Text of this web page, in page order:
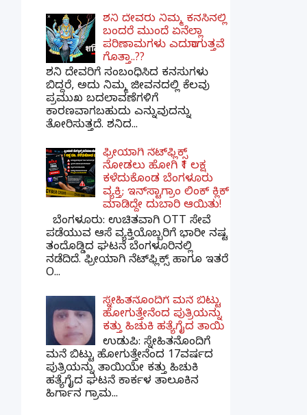
ಶನಿ ದೇವರು ನಿಮ್ಮ ಕನಸಿನಲ್ಲಿ
ಬಂದರೆ ಮುಂದೆ ಏನೆಲ್ಲಾ
ಪರಿಣಾಮಗಳು ಎದುರಾಗುತ್ತವೆ
ಗೊತ್ತಾ..??
ಶನಿ ದೇವರಿಗೆ ಸಂಬಂಧಿಸಿದ ಕನಸುಗಳು
ಬಿದ್ದರೆ, ಅದು ನಿಮ್ಮ ಜೀವನದಲ್ಲಿ ಕೆಲವು
ಪ್ರಮುಖ ಬದಲಾವಣೆಗಳಿಗೆ
ಕಾರಣವಾಗಬಹುದು ಎನ್ನುವುದನ್ನು
ತೋರಿಸುತ್ತದೆ. ಶನಿದ...
ಫ್ರೀಯಾಗಿ ನೆಟ್‌ಫ್ಲಿಕ್ಸ್
ನೋಡಲು ಹೋಗಿ ₹1 ಲಕ್ಷ
ಕಳೆದುಕೊಂಡ ಬೆಂಗಳೂರು
ವ್ಯಕ್ತಿ; ಇನ್‌ಸ್ಟಾಗ್ರಾಂ ಲಿಂಕ್ ಕ್ಲಿಕ್
ಮಾಡಿದ್ದೇ ದುಬಾರಿ ಆಯಿತು!
ಬೆಂಗಳೂರು: ಉಚಿತವಾಗಿ OTT ಸೇವೆ
ಪಡೆಯುವ ಆಸೆ ವ್ಯಕ್ತಿಯೊಬ್ಬರಿಗೆ ಭಾರೀ ನಷ್ಟ
ತಂದೊಡ್ಡಿದ ಘಟನೆ ಬೆಂಗಳೂರಿನಲ್ಲಿ
ನಡೆದಿದೆ. ಫ್ರೀಯಾಗಿ ನೆಟ್‌ಫ್ಲಿಕ್ಸ್ ಹಾಗೂ ಇತರೆ
O...
ಸ್ನೇಹಿತನೊಂದಿಗೆ ಮನೆ ಬಿಟ್ಟು
ಹೋಗುತ್ತೇನೆಂದ ಪುತ್ರಿಯನ್ನು
ಕತ್ತು ಹಿಚುಕಿ ಹತ್ಯೆಗೈದ ತಾಯಿ
ಉಡುಪಿ: ಸ್ನೇಹಿತನೊಂದಿಗೆ
ಮನೆ ಬಿಟ್ಟು ಹೋಗುತ್ತೇನೆಂದ 17ವರ್ಷದ
ಪುತ್ರಿಯನ್ನು ತಾಯಿಯೇ ಕತ್ತು ಹಿಚುಕಿ
ಹತ್ಯೆಗೈದ ಘಟನೆ ಕಾರ್ಕಳ ತಾಲೂಕಿನ
ಹಿರ್ಗಾನ ಗ್ರಾಮ...